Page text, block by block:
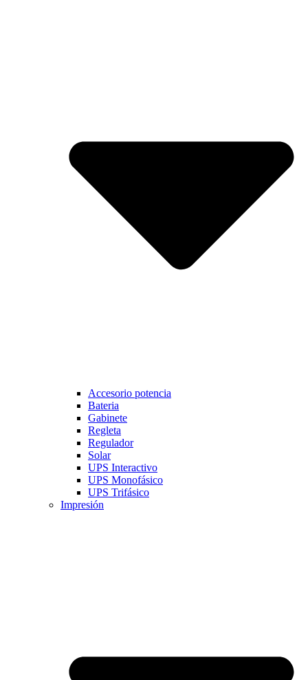
Accesorio potencia
Bateria
Gabinete
Regleta
Regulador
Solar
UPS Interactivo
UPS Monofásico
UPS Trifásico
Impresión